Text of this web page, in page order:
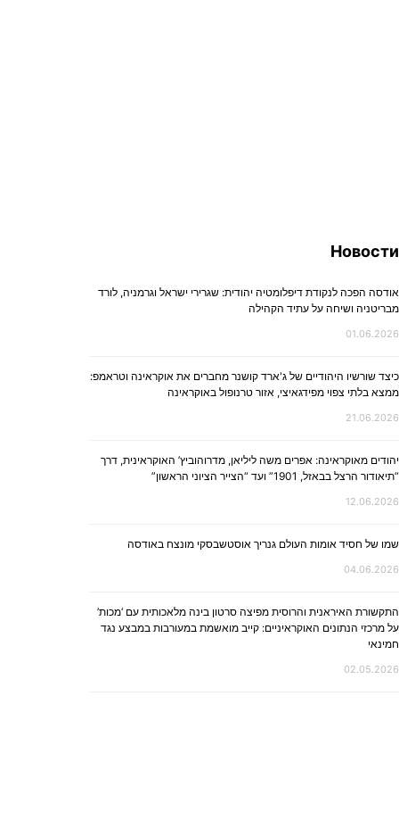
Новости
אודסה הפכה לנקודת דיפלומטיה יהודית: שגרירי ישראל וגרמניה, לורד
מבריטניה ושיחה על עתיד הקהילה
01.06.2026
כיצד שורשיו היהודיים של ג'ארד קושנר מחברים את אוקראינה וטראמפ:
ממצא בלתי צפוי מפידגאיצי, אזור טרנופול באוקראינה
21.06.2026
יהודים מאוקראינה: אפרים משה ליליאן, מדרוהוביץ’ האוקראינית, דרך
“תיאודור הרצל בבאזל, 1901” ועד “הצייר הציוני הראשון”
12.06.2026
שמו של חסיד אומות העולם גנריך אוסטשבסקי מונצח באודסה
04.06.2026
התקשורת האיראנית והרוסית מפיצה סרטון בינה מלאכותית עם ‘מכות’
על מרכזי הנתונים האוקראיניים: קייב מואשמת במעורבות במבצע נגד
חמינאי
02.05.2026